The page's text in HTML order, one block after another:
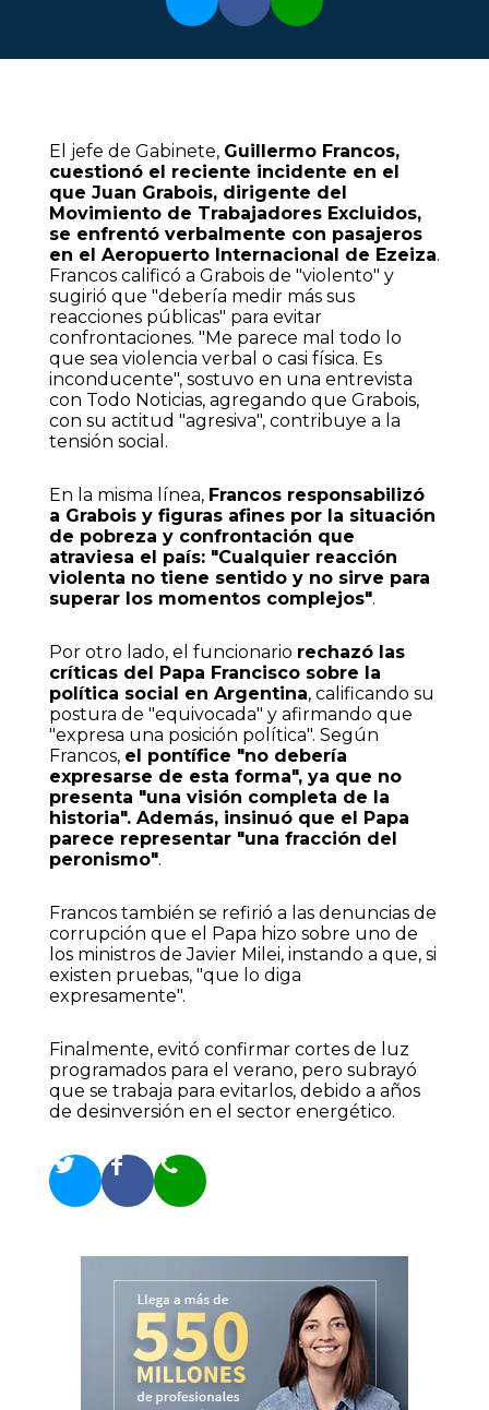
El jefe de Gabinete, Guillermo Francos,
cuestionó el reciente incidente en el
que Juan Grabois, dirigente del
Movimiento de Trabajadores Excluidos,
se enfrentó verbalmente con pasajeros
en el Aeropuerto Internacional de Ezeiza.
Francos calificó a Grabois de "violento" y
sugirió que "debería medir más sus
reacciones públicas" para evitar
confrontaciones. "Me parece mal todo lo
que sea violencia verbal o casi física. Es
inconducente", sostuvo en una entrevista
con Todo Noticias, agregando que Grabois,
con su actitud "agresiva", contribuye a la
tensión social.
En la misma línea, Francos responsabilizó
a Grabois y figuras afines por la situación
de pobreza y confrontación que
atraviesa el país: "Cualquier reacción
violenta no tiene sentido y no sirve para
superar los momentos complejos".
Por otro lado, el funcionario rechazó las
críticas del Papa Francisco sobre la
política social en Argentina, calificando su
postura de "equivocada" y afirmando que
"expresa una posición política". Según
Francos, el pontífice "no debería
expresarse de esta forma", ya que no
presenta "una visión completa de la
historia". Además, insinuó que el Papa
parece representar "una fracción del
peronismo".
Francos también se refirió a las denuncias de
corrupción que el Papa hizo sobre uno de
los ministros de Javier Milei, instando a que, si
existen pruebas, "que lo diga
expresamente".
Finalmente, evitó confirmar cortes de luz
programados para el verano, pero subrayó
que se trabaja para evitarlos, debido a años
de desinversión en el sector energético.